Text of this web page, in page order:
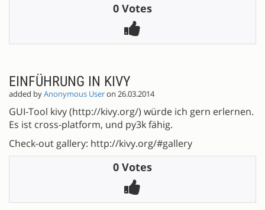
0 Votes
EINFÜHRUNG IN KIVY
added byAnonymous Useron 26.03.2014
GUI-Tool kivy (http://kivy.org/) würde ich gern erlernen.
Es ist cross-platform, und py3k fähig.
Check-out gallery: http://kivy.org/#gallery
0 Votes